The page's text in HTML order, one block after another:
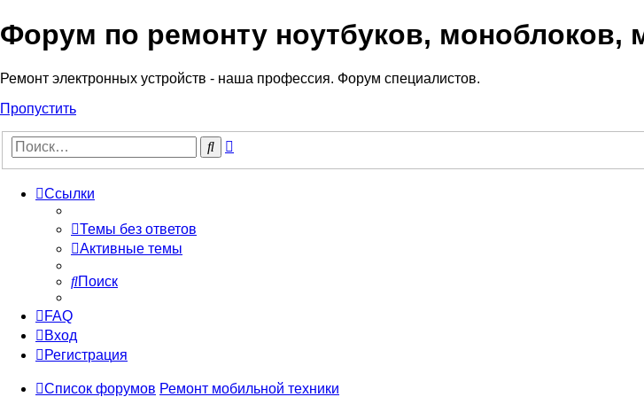
Регистрация
Форум по ремонту ноутбуков, моноблоков,
Ремонт электронных устройств - наша профессия. Форум специалистов.
Пропустить
Поиск
Ссылки
Темы без ответов
Активные темы
Поиск
FAQ
Вход
Регистрация
Список форумов Ремонт мобильной техники